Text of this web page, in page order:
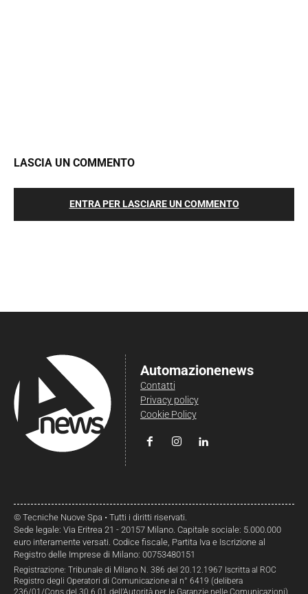
LASCIA UN COMMENTO
ENTRA PER LASCIARE UN COMMENTO
Automazionenews
Contatti
Privacy policy
Cookie Policy
© Tecniche Nuove Spa • Tutti i diritti riservati.
Sede legale: Via Eritrea 21 - 20157 Milano. Capitale sociale: 5.000.000
euro interamente versati. Codice fiscale, Partita Iva e Iscrizione al
Registro delle Imprese di Milano: 00753480151
Registrazione: Tribunale di Milano N. 386 del 20.12.1967 Iscritta al ROC
Registro degli Operatori di Comunicazione al n° 6419 (delibera
236/01/Cons del 30.6.01 dell’Autorità per le Garanzie nelle Comunicazioni)